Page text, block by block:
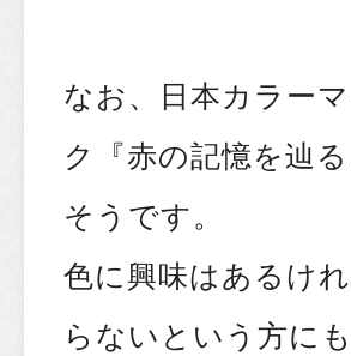
なお、日本カラー
ク『赤の記憶を辿
そうです。
色に興味はあるけ
らないという方に